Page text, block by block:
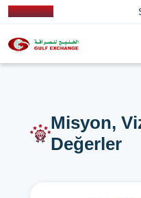
Misyon,
Değerler